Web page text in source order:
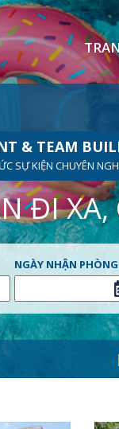
& TEAM
SỰ KIỆN CHUYÊN
ĐI XA,
NGÀY NHẬN PHÒNG